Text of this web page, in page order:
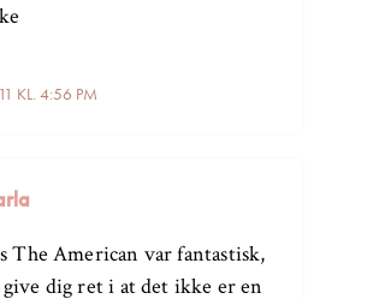
KL. 4:56 PM
The American var fantastisk,
give dig ret i at det ikke er en